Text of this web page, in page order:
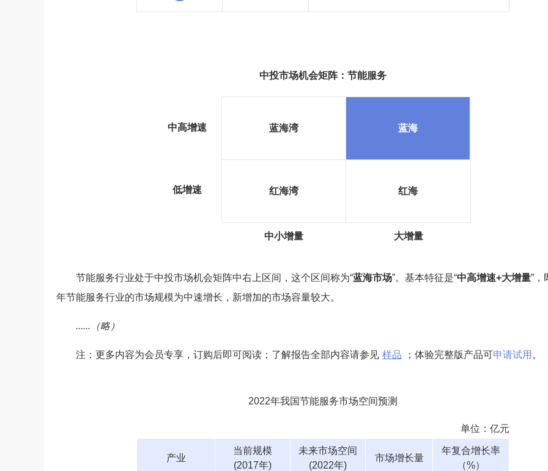
中投市场机会矩阵：节能服务
中高增速
低增速
蓝海湾 蓝海
红海湾 红海
中小增量 大增量
节能服务行业处于中投市场机会矩阵中右上区间，这个区间称为“蓝海市场”。基本特征是“中高增速+大增量”，
年节能服务行业的市场规模为中速增长，新增加的市场容量较大。
......（略）
注：更多内容为会员专享，订购后即可阅读；了解报告全部内容请参见 样品 ；体验完整版产品可申请试用 。
2022年我国节能服务市场空间预测
单位：亿元
产业
当前规模
(2017年)
未来市场空间
(2022年)
市场增长量
年复合增长率
（%）